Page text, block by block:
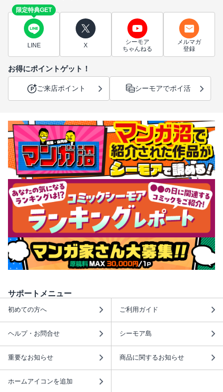
限定特典GET
LINE X
シーモア
ちゃんねる
メルマガ
登録
お得にポイントゲット！
ご来店ポイント シーモアでポイ活
サポートメニュー
初めての方へ ご利用ガイド
ヘルプ・お問合せ シーモア島
重要なお知らせ 商品に関するお知らせ
ホームアイコンを追加